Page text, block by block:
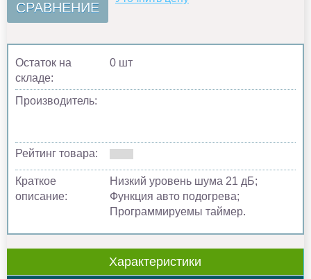
СРАВНЕНИЕ
Остаток на
складе:
0 шт
Производитель:
Рейтинг товара:
Краткое
описание:
Низкий уровень шума 21 дБ;
Функция авто подогрева;
Программируемы таймер.
Характеристики